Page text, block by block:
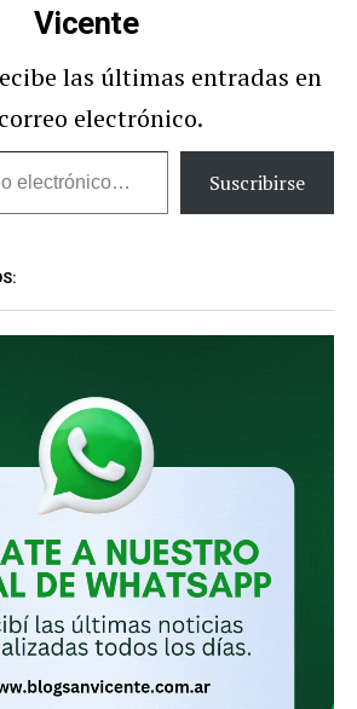
Vicente
las últimas entradas en
electrónico.
Suscribirse